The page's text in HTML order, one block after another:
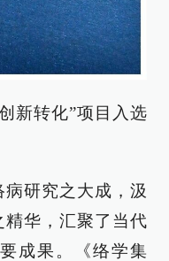
新转化”项目入选
病研究之大成，汲
华，汇聚了当代
成果。《络学集